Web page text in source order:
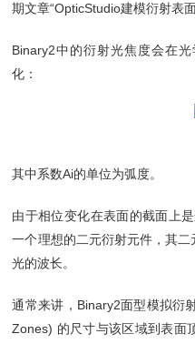
期文章“OpticStudio建模衍射表面
Binary2中的衍射光焦度会在
化：
其中系数Ai的单位为弧度。
由于相位变化在表面的截面上
一个理想的二元衍射元件，其
光的波长。
通常来讲，Binary2面型模拟衍
Zones) 的尺寸与该区域到表面